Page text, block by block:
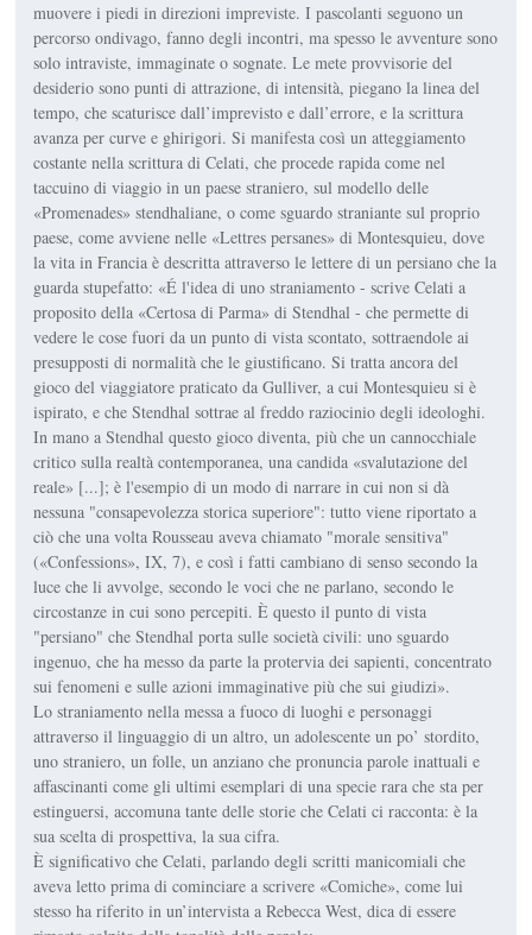
muovere i piedi in direzioni impreviste. I pascolanti seguono un
percorso ondivago, fanno degli incontri, ma spesso le avventure sono
solo intraviste, immaginate o sognate. Le mete provvisorie del
desiderio sono punti di attrazione, di intensità, piegano la linea del
tempo, che scaturisce dall’imprevisto e dall’errore, e la scrittura
avanza per curve e ghirigori. Si manifesta così un atteggiamento
costante nella scrittura di Celati, che procede rapida come nel
taccuino di viaggio in un paese straniero, sul modello delle
«Promenades» stendhaliane, o come sguardo straniante sul proprio
paese, come avviene nelle «Lettres persanes» di Montesquieu, dove
la vita in Francia è descritta attraverso le lettere di un persiano che la
guarda stupefatto: «É l'idea di uno straniamento - scrive Celati a
proposito della «Certosa di Parma» di Stendhal - che permette di
vedere le cose fuori da un punto di vista scontato, sottraendole ai
presupposti di normalità che le giustificano. Si tratta ancora del
gioco del viaggiatore praticato da Gulliver, a cui Montesquieu si è
ispirato, e che Stendhal sottrae al freddo raziocinio degli ideologhi.
In mano a Stendhal questo gioco diventa, più che un cannocchiale
critico sulla realtà contemporanea, una candida «svalutazione del
reale» [...]; è l'esempio di un modo di narrare in cui non si dà
nessuna "consapevolezza storica superiore": tutto viene riportato a
ciò che una volta Rousseau aveva chiamato "morale sensitiva"
(«Confessions», IX, 7), e così i fatti cambiano di senso secondo la
luce che li avvolge, secondo le voci che ne parlano, secondo le
circostanze in cui sono percepiti. È questo il punto di vista
"persiano" che Stendhal porta sulle società civili: uno sguardo
ingenuo, che ha messo da parte la protervia dei sapienti, concentrato
sui fenomeni e sulle azioni immaginative più che sui giudizi».
Lo straniamento nella messa a fuoco di luoghi e personaggi
attraverso il linguaggio di un altro, un adolescente un po’ stordito,
uno straniero, un folle, un anziano che pronuncia parole inattuali e
affascinanti come gli ultimi esemplari di una specie rara che sta per
estinguersi, accomuna tante delle storie che Celati ci racconta: è la
sua scelta di prospettiva, la sua cifra.
È significativo che Celati, parlando degli scritti manicomiali che
aveva letto prima di cominciare a scrivere «Comiche», come lui
stesso ha riferito in un’intervista a Rebecca West, dica di essere